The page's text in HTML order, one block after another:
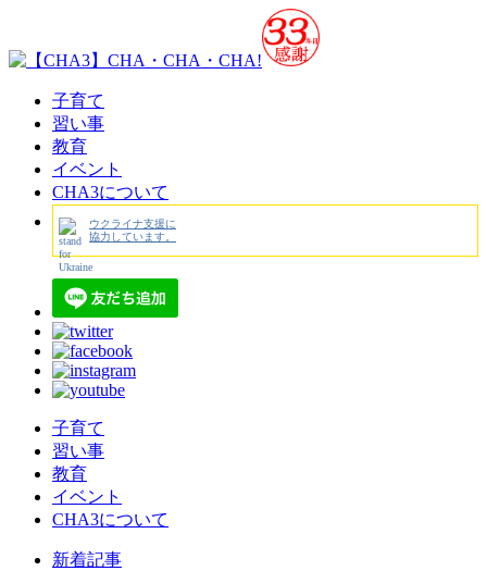
子育て
習い事
教育
イベント
CHA3について
ウクライナ支援に
協力しています。
子育て
習い事
教育
イベント
CHA3について
新着記事